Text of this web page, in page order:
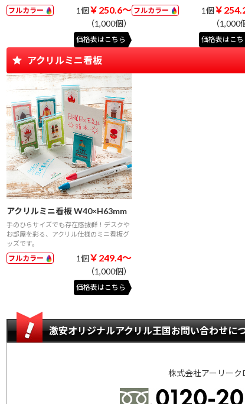
フルカラー 1個￥250.6～
（1,000個）
価格表はこちら
フルカラー 1個￥
（1,000
価格表はこち
アクリルミニ看板
アクリルミニ看板 W40×H63mm
手のひらサイズでも存在感抜群！デスクや
お部屋を彩る、アクリル仕様のミニ看板グ
ッズです。
フルカラー 1個￥249.4～
（1,000個）
価格表はこちら
激安オリジナルアクリル王国お問い合わせに
株式会社アーリーク